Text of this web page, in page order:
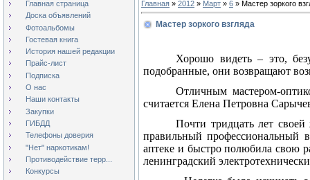
Главная страница
Доска объявлений
Фотоальбомы
Гостевая книга
История нашей редакции
Прайс-лист
Подписка
О нас
Наши контакты
Закупки
ГИБДД
Телефоны доверия
"Нет" наркотикам!
Противодействие терр...
Конкурсы
Главная » 2012 » Март » 6 » Мастер зоркого
Мастер зоркого взгляда
Хорошо видеть – это,
подобранные, они возвращают
Отличным мастером-
считается Елена Петровна
Почти тридцать лет
правильный профессиональный
аптеке и быстро полюбила свою
ленинградский